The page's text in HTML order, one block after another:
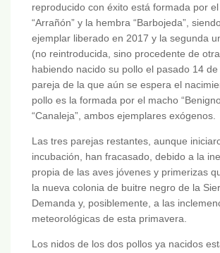
reproducido con éxito está formada por
“Arrañón” y la hembra “Barbojeda”,
ejemplar liberado en 2017 y la segunda
(no reintroducida, sino procedente de
habiendo nacido su pollo el pasado 14
pareja de la que aún se espera el
pollo es la formada por el macho
“Canaleja”, ambos ejemplares exógenos.
Las tres parejas restantes, aunque
incubación, han fracasado, debido a la
propia de las aves jóvenes y primerizas
la nueva colonia de buitre negro de la
Demanda y, posiblemente, a las
meteorológicas de esta primavera.
Los nidos de los dos pollos ya nacidos